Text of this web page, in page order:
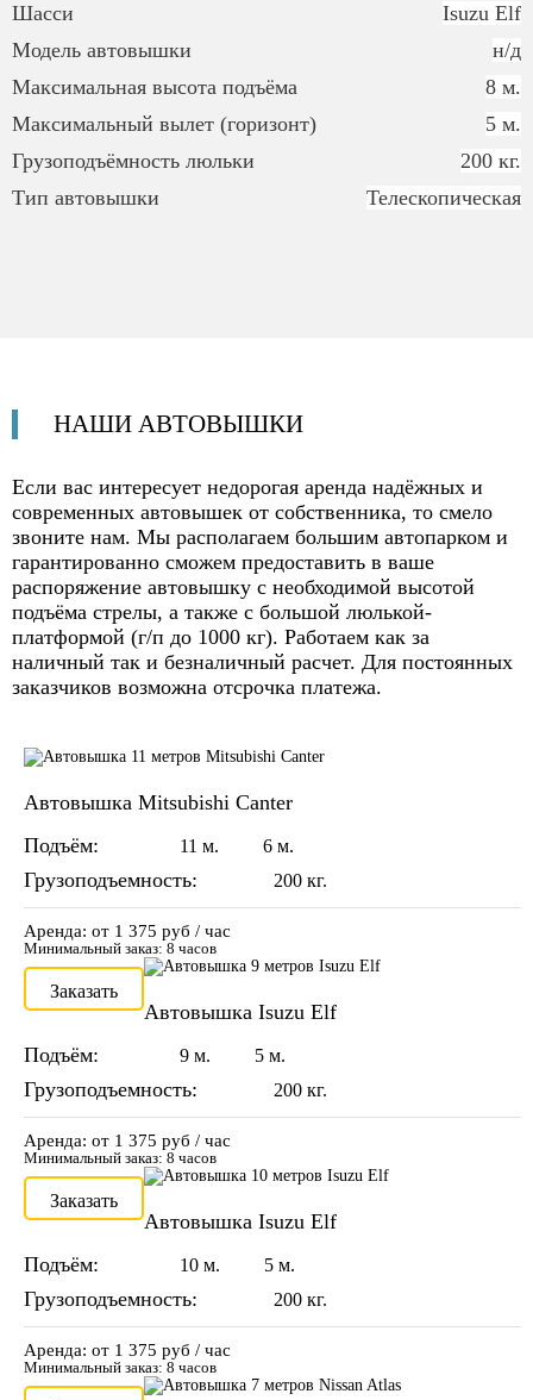
Шасси
Isuzu Elf
Модель автовышки
н/д
Максимальная высота подъёма
8 м.
Максимальный вылет (горизонт)
5 м.
Грузоподъёмность люльки
200 кг.
Тип автовышки
Телескопическая
НАШИ АВТОВЫШКИ
Если вас интересует недорогая аренда надёжных и
современных автовышек от собственника, то смело
звоните нам. Мы располагаем большим автопарком и
гарантированно сможем предоставить в ваше
распоряжение автовышку с необходимой высотой
подъёма стрелы, а также с большой люлькой-
платформой (г/п до 1000 кг). Работаем как за
наличный так и безналичный расчет. Для постоянных
заказчиков возможна отсрочка платежа.
Автовышка Mitsubishi Canter
Подъём:
11 м. 6 м.
Грузоподъемность: 200 кг.
Аренда: от 1 375 руб / час
Минимальный заказ: 8 часов
Заказать
Автовышка Isuzu Elf
Подъём:
9 м. 5 м.
Грузоподъемность: 200 кг.
Аренда: от 1 375 руб / час
Минимальный заказ: 8 часов
Заказать
Автовышка Isuzu Elf
Подъём:
10 м. 5 м.
Грузоподъемность: 200 кг.
Аренда: от 1 375 руб / час
Минимальный заказ: 8 часов